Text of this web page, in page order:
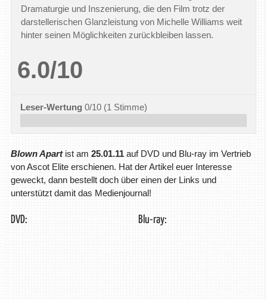
Dramaturgie und Inszenierung, die den Film trotz der
darstellerischen Glanzleistung von Michelle Williams weit
hinter seinen Möglichkeiten zurückbleiben lassen.
6.0/10
Leser-Wertung 0/10 (1 Stimme)
Blown Apartist am 25.01.11auf DVD und Blu-ray im Vertrieb
von Ascot Elite erschienen. Hat der Artikel euer Interesse
geweckt, dann bestellt doch über einen der Links und
unterstützt damit das Medienjournal!
DVD: Blu-ray: